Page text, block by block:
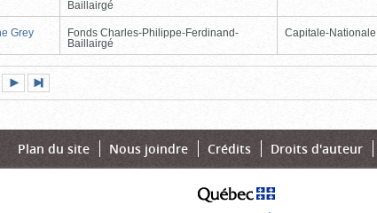
Baillairgé
Grey
Fonds Charles-Philippe-Ferdinand-
Baillairgé
Capitale-Nationale
suivante
page
Plan du site Nous joindre Crédits Droits d'auteur